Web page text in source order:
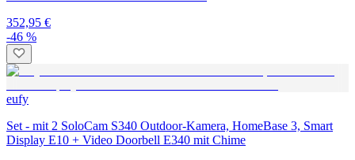
352,95 €
-46 %
eufy
Set - mit 2 SoloCam S340 Outdoor-Kamera, HomeBase 3, Smart
Display E10 + Video Doorbell E340 mit Chime